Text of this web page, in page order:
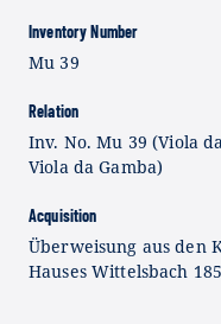
Inventory Number
Mu 39
Relation
Inv. No. Mu 39 (Viola
Viola da Gamba)
Acquisition
Überweisung aus den
Hauses Wittelsbach